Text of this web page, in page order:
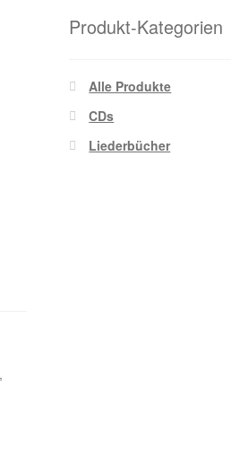
,
Produkt-Kategorien
Alle Produkte
CDs
Liederbücher